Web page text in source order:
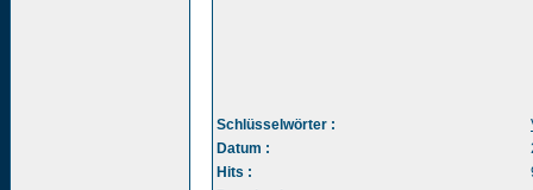
Schlüsselwörter :
Datum :
Hits :